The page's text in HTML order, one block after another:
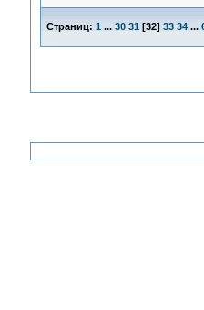
Страниц: 1 ... 30 31 [32] 33 34 ...